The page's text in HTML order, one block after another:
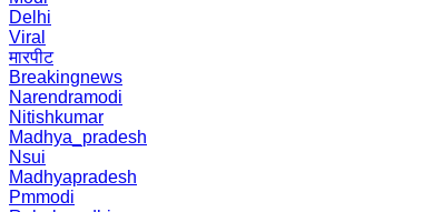
Delhi
Viral
मारपीट
Breakingnews
Narendramodi
Nitishkumar
Madhya_pradesh
Nsui
Madhyapradesh
Pmmodi